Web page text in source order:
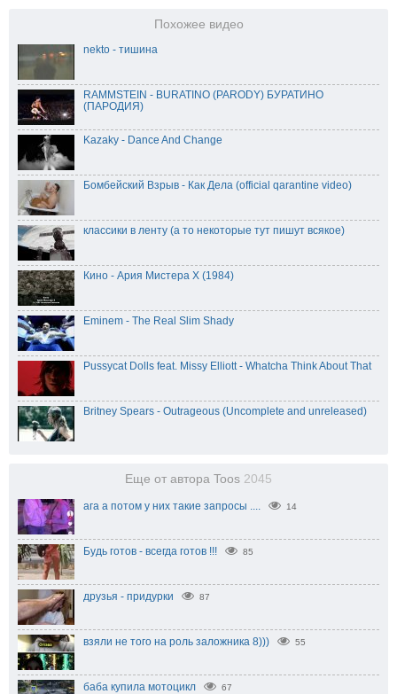
Похожее видео
nekto - тишина
RAMMSTEIN - BURATINO (PARODY) БУРАТИНО
(ПАРОДИЯ)
Kazaky - Dance And Change
Бомбейский Взрыв - Как Дела (official qarantine video)
классики в ленту (а то некоторые тут пишут всякое)
Кино - Ария Мистера Х (1984)
Eminem - The Real Slim Shady
Pussycat Dolls feat. Missy Elliott - Whatcha Think About That
Britney Spears - Outrageous (Uncomplete and unreleased)
Еще от автора Toos 2045
ага а потом у них такие запросы .... 14
Будь готов - всегда готов !!! 85
друзья - придурки 87
взяли не того на роль заложника 8))) 55
баба купила мотоцикл 67